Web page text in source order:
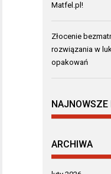
Matfel.pl!
Złocenie
rozwiązania w
opakowań
NAJNOWSZE
ARCHIWA